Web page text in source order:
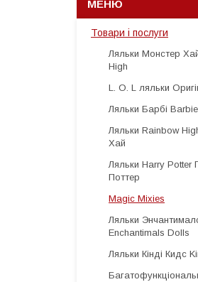
Товари і послуги
Ляльки Монстер
High
L. O. L ляльки
Ляльки Барбі Barbie
Ляльки Rainbow
Хай
Ляльки Harry Potter
Поттер
Magic Mixies
Ляльки
Enchantimals Dolls
Ляльки Кінді Кидс